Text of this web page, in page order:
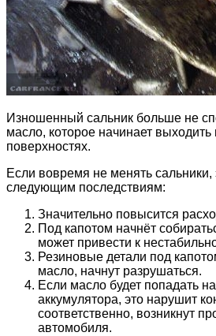
Изношенный сальник больше не
масло, которое начинает
поверхностях.
Если вовремя не менять сальники,
следующим последствиям:
Значительно повысится
Под капотом начнёт
может привести к
Резиновые детали под
масло, начнут разрушаться.
Если масло будет попадать
аккумулятора, это нарушит
соответственно, возникнут
автомобиля.